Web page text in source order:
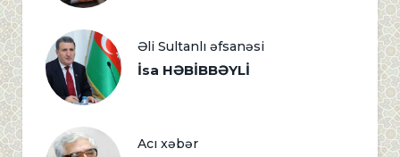
Əli Sultanlı əfsanəsi
İsa HƏBİBBƏYLİ
Acı xəbər